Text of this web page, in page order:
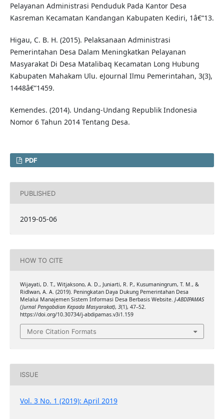
Pelayanan Administrasi Penduduk Pada Kantor Desa
Kasreman Kecamatan Kandangan Kabupaten Kediri, 1â€“13.
Higau, C. B. H. (2015). Pelaksanaan Administrasi
Pemerintahan Desa Dalam Meningkatkan Pelayanan
Masyarakat Di Desa Matalibaq Kecamatan Long Hubung
Kabupaten Mahakam Ulu. eJournal Ilmu Pemerintahan, 3(3),
1448â€“1459.
Kemendes. (2014). Undang-Undang Republik Indonesia
Nomor 6 Tahun 2014 Tentang Desa.
PDF
PUBLISHED
2019-05-06
HOW TO CITE
Wijayati, D. T., Witjaksono, A. D., Juniarti, R. P., Kusumaningrum, T. M., &
Ridlwan, A. A. (2019). Peningkatan Daya Dukung Pemerintahan Desa
Melalui Manajemen Sistem Informasi Desa Berbasis Website. J-ABDIPAMAS
(Jurnal Pengabdian Kepada Masyarakat), 3(1), 47–52.
https://doi.org/10.30734/j-abdipamas.v3i1.159
More Citation Formats
ISSUE
Vol. 3 No. 1 (2019): April 2019